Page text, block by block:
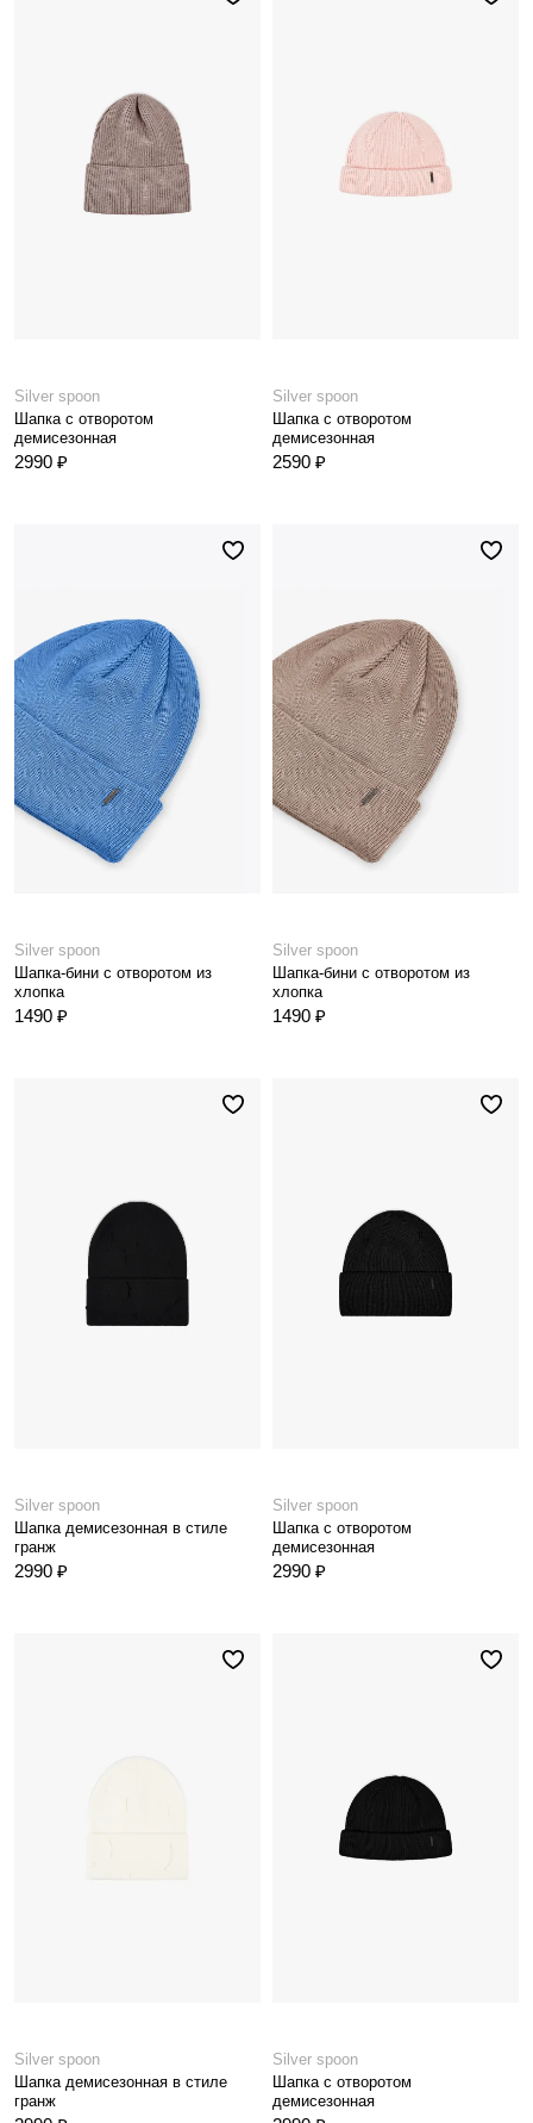
Silver spoon
Шапка с отворотом
демисезонная
2990 ₽
Silver spoon
Шапка с отворотом
демисезонная
2590 ₽
Silver spoon
Шапка-бини с отворотом из
хлопка
1490 ₽
Silver spoon
Шапка-бини с отворотом из
хлопка
1490 ₽
Silver spoon
Шапка демисезонная в стиле
гранж
2990 ₽
Silver spoon
Шапка с отворотом
демисезонная
2990 ₽
Silver spoon
Шапка демисезонная в стиле
гранж
Silver spoon
Шапка с отворотом
демисезонная